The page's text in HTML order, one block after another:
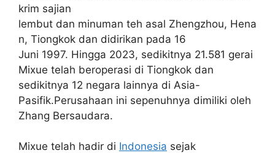
krim sajian
lembut dan minuman teh asal Zhengzhou, Hena
n, Tiongkok dan didirikan pada 16
Juni 1997. Hingga 2023, sedikitnya 21.581 gerai
Mixue telah beroperasi di Tiongkok dan
sedikitnya 12 negara lainnya di Asia-
Pasifik.Perusahaan ini sepenuhnya dimiliki oleh
Zhang Bersaudara.
Mixue telah hadir di Indonesia sejak